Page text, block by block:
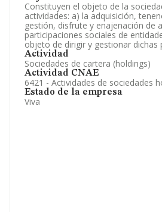
Constituyen el objeto de la
actividades: a) la adquisición,
gestión, disfrute y enajenación de
participaciones sociales de
objeto de dirigir y gestionar dichas
Actividad
Sociedades de cartera (holdings)
Actividad CNAE
6421 - Actividades de sociedades
Estado de la empresa
Viva